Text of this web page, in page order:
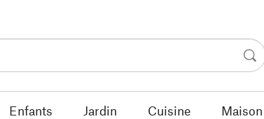
Enfants Jardin Cuisine Maison